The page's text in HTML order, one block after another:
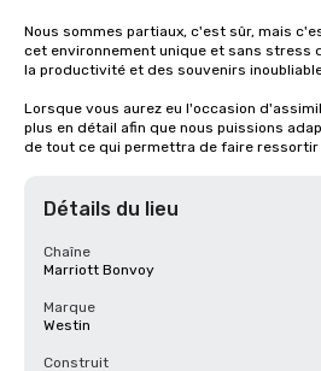
Nous sommes partiaux, c'est sûr, mais
cet environnement unique et sans stress
la productivité et des souvenirs
Lorsque vous aurez eu l'occasion
plus en détail afin que nous puissions
de tout ce qui permettra de faire ressortir
Détails du lieu
Chaîne
Marriott Bonvoy
Marque
Westin
Construit